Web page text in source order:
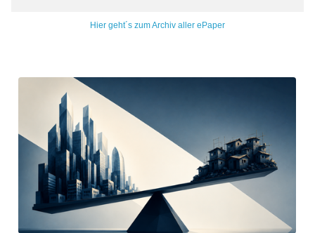
Hier geht´s zum Archiv aller ePaper